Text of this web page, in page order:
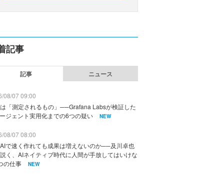
記事
記事 ニュース
08/07 09:00
「測定されるもの」──Grafana Labsが検証した
ジェント実用化までの6つの疑い
NEW
08/07 08:00
で速く作れても成果は増えないのか──及川卓也
く、AIネイティブ時代に人間が手放してはいけな
の仕事
NEW